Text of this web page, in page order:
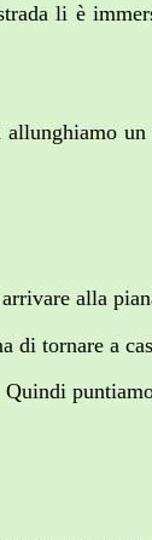
li è
alla
di tornare a